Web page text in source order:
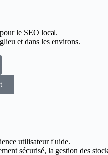
le SEO local.
et dans les environs.
utilisateur fluide.
sécurisé, la gestion des